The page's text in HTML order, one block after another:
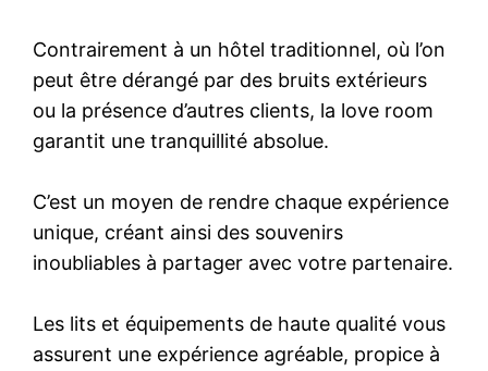
Contrairement à un hôtel traditionnel, où l’on
peut être dérangé par des bruits extérieurs
ou la présence d’autres clients, la love room
garantit une tranquillité absolue.
C’est un moyen de rendre chaque expérience
unique, créant ainsi des souvenirs
inoubliables à partager avec votre partenaire.
Les lits et équipements de haute qualité vous
assurent une expérience agréable, propice à